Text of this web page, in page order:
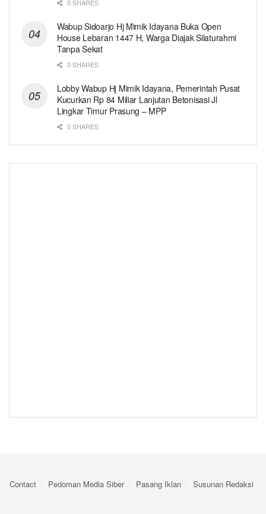
0 SHARES
Wabup Sidoarjo Hj Mimik Idayana Buka Open
House Lebaran 1447 H, Warga Diajak Silaturahmi
Tanpa Sekat
0 SHARES
Lobby Wabup Hj Mimik Idayana, Pemerintah Pusat
Kucurkan Rp 84 Miliar Lanjutan Betonisasi Jl
Lingkar Timur Prasung – MPP
0 SHARES
Contact Pedoman Media Siber Pasang Iklan Susunan Redaksi